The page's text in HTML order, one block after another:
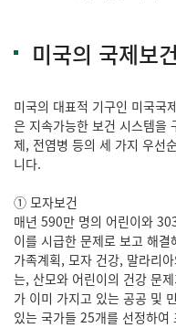
미국의 국제보
미국의 대표적 기구인 미국국
은 지속가능한 보건 시스템을
제, 전염병 등의 세 가지 우선
니다.
① 모자보건
매년 590만 명의 어린이와
이를 시급한 문제로 보고 해
가족계획, 모자 건강, 말라리
는, 산모와 어린이의 건강 문
가 이미 가지고 있는 공공 및
있는 국가들 25개를 선정하여